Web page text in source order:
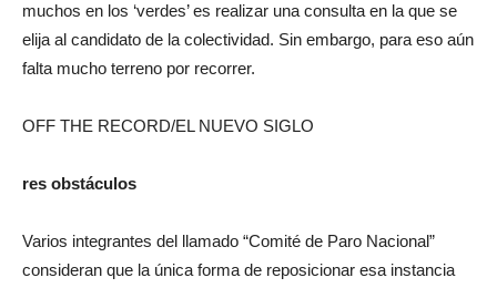
muchos en los ‘verdes’ es realizar una consulta en la que se
elija al candidato de la colectividad. Sin embargo, para eso aún
falta mucho terreno por recorrer.
OFF THE RECORD/EL NUEVO SIGLO
res obstáculos
Varios integrantes del llamado “Comité de Paro Nacional”
consideran que la única forma de reposicionar esa instancia